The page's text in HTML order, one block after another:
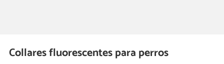
Collares fluorescentes para perros